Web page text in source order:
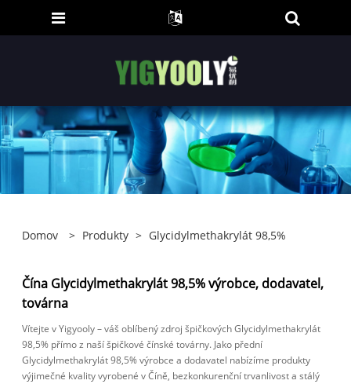
Domov > Produkty > Glycidylmethakrylát 98,5%
Čína Glycidylmethakrylát 98,5% výrobce, dodavatel,
továrna
Vítejte v Yigyooly – váš oblíbený zdroj špičkových Glycidylmethakrylát
98,5% přímo z naší špičkové čínské továrny. Jako přední
Glycidylmethakrylát 98,5% výrobce a dodavatel nabízíme produkty
výjimečné kvality vyrobené v Číně, bezkonkurenční trvanlivost a stálý